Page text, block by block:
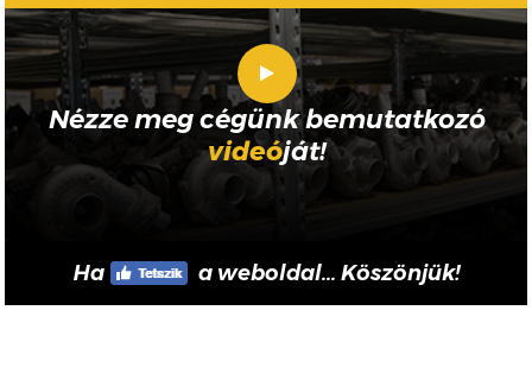
Nézze meg cégünk bemutatkozó
videóját!
Ha a weboldal... Köszönjük!